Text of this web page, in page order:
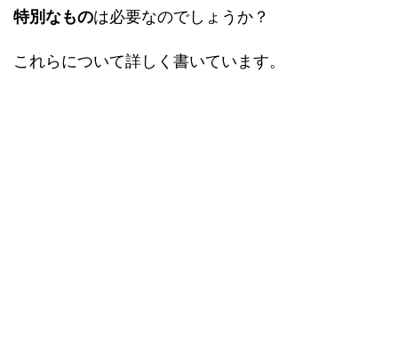
特別なものは必要なのでしょうか？
これらについて詳しく書いています。